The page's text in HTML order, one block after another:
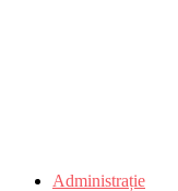
Administrație